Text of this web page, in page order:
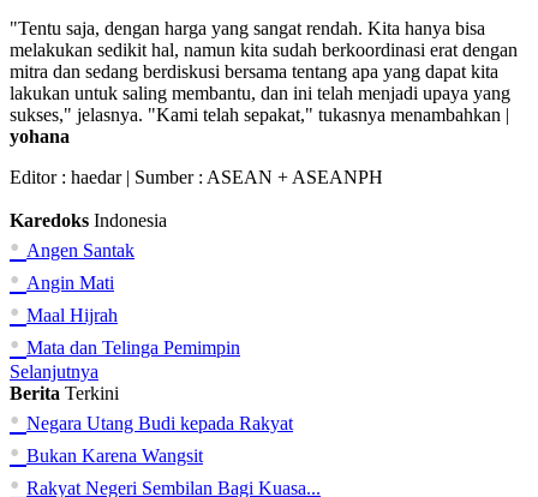
"Tentu saja, dengan harga yang sangat rendah. Kita hanya bisa
melakukan sedikit hal, namun kita sudah berkoordinasi erat dengan
mitra dan sedang berdiskusi bersama tentang apa yang dapat kita
lakukan untuk saling membantu, dan ini telah menjadi upaya yang
sukses," jelasnya. "Kami telah sepakat," tukasnya menambahkan |
yohana
Editor : haedar| Sumber : ASEAN + ASEANPH
Karedoks Indonesia
• Angen Santak
• Angin Mati
• Maal Hijrah
• Mata dan Telinga Pemimpin
Selanjutnya
Berita Terkini
• Negara Utang Budi kepada Rakyat
• Bukan Karena Wangsit
• Rakyat Negeri Sembilan Bagi Kuasa...